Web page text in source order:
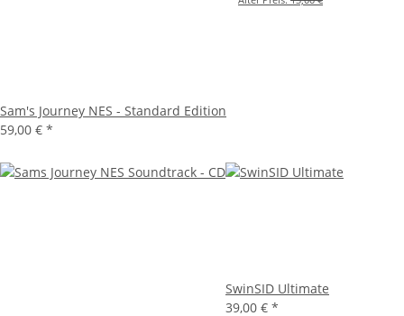
Sam's Journey NES - Standard Edition
59,00 € *
SwinSID Ultimate
39,00 € *